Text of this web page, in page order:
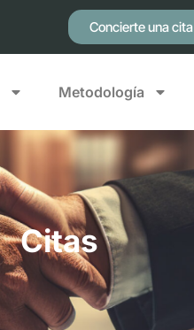
Concierte una cita
Metodología
Citas